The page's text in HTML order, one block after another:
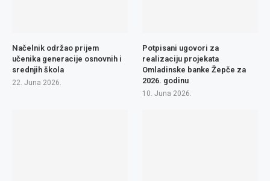
Načelnik održao prijem
učenika generacije osnovnih i
srednjih škola
22. Juna 2026.
Potpisani ugovori za
realizaciju projekata
Omladinske banke Žepče za
2026. godinu
10. Juna 2026.